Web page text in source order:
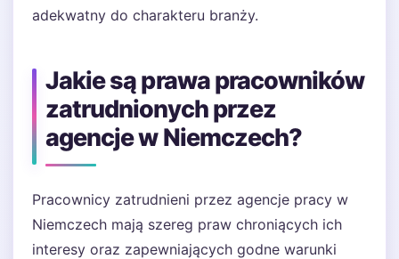
adekwatny do charakteru branży.
Jakie są prawa pracowników
zatrudnionych przez
agencje w Niemczech?
Pracownicy zatrudnieni przez agencje pracy w
Niemczech mają szereg praw chroniących ich
interesy oraz zapewniających godne warunki